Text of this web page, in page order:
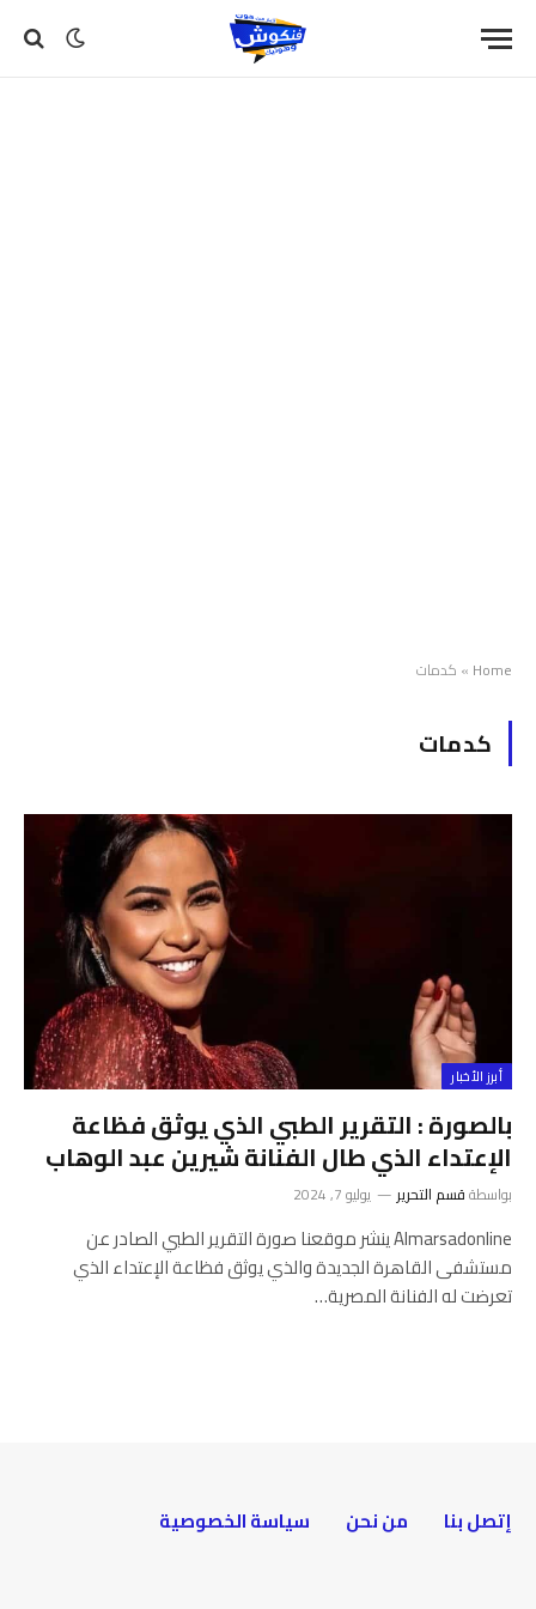
Home
» كدمات
كدمات
أبرز الأخبار
بالصورة : التقرير الطبي الذي يوثق فظاعة
الإعتداء الذي طال الفنانة شيرين عبد الوهاب
بواسطةقسم التحرير يوليو 7, 2024
Almarsadonline ينشر موقعنا صورة التقرير الطبي الصادر عن
مستشفى القاهرة الجديدة والذي يوثق فظاعة الإعتداء الذي
تعرضت له الفنانة المصرية…
إتصل بنا من نحن سياسة الخصوصية